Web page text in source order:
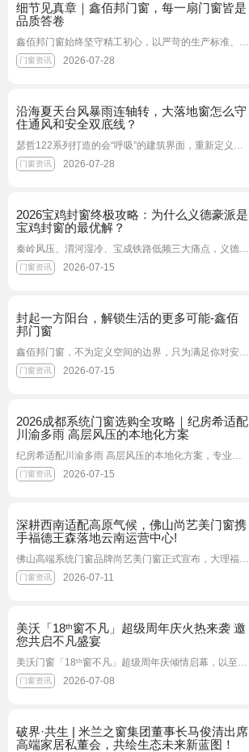
细节见真章｜鑫佰邦门窗，每一扇门窗皆是
品质答卷
鑫佰邦门窗始终坚守精工初心，以严苛的生产标准、优质的原料选材、精密的制造工艺把控每一处细节
门窗资讯 2026-07-28
沿海夏天台风暴雨连轴转，大落地窗怎么守
住通风和安全双底线？
瑟哲122系列打造的会“呼吸”的建筑界面，重新定义了现代人居的舒适标准
门窗资讯 2026-07-28
2026宝鸡封窗终极攻略：为什么义德豪派是
宝鸡封窗的最优解？
秦岭风压、渭河湿冷、宝成铁路低频三大痛点，义德8大系列一一对症，15年质保写入合同，比佛山品牌省心、比本地小厂靠谱——这就是宝鸡封窗的最优解。
门窗资讯 2026-07-15
封起一方阳台，解锁生活的更多可能-鑫佰
邦门窗
鑫佰邦门窗，不为定义空间的边界，只为满足你对安居生活的所有想象 —— 让美有据可依，让舒适有迹可循，让理想中的阳台生活，不再只是想象
门窗资讯 2026-07-15
2026成都系统门窗选购全攻略｜纪房希适配
川渝多雨 高层风压的本地化方案
纪房希适配川渝多雨 高层风压的本地化方案，专业度拆解：成都选系统门窗的4个硬指标，纪房希全对标
门窗资讯 2026-07-15
深耕西南适配高原气候，佛山尚艺美门窗携
手福德王森落地云南运营中心!
佛山高端系统门窗品牌尚艺美门窗正式宣布，大理福德室内外配套有限公司正式入驻尚艺美门窗
门窗资讯 2026-07-11
美沃「18ᵗʰ窗不凡」超级周年庆火热来袭 邀
您共启不凡盛宴
美沃门窗「18ᵗʰ窗不凡」超级周年庆倾情启幕，以至臻诚意，致敬千万家庭长久信赖。全系产品感恩让利，多重福利同步上线，一站式焕新品质好窗，共启不凡盛宴
门窗资讯 2026-07-08
破界·共生 | 米兰之窗集团董事长马俊清出席
高端家居私董会，共绘生态未来新蓝图！